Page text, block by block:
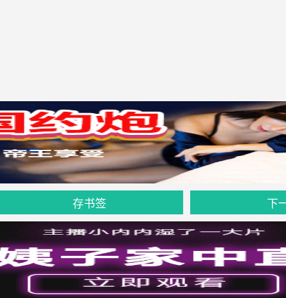
存书签 下